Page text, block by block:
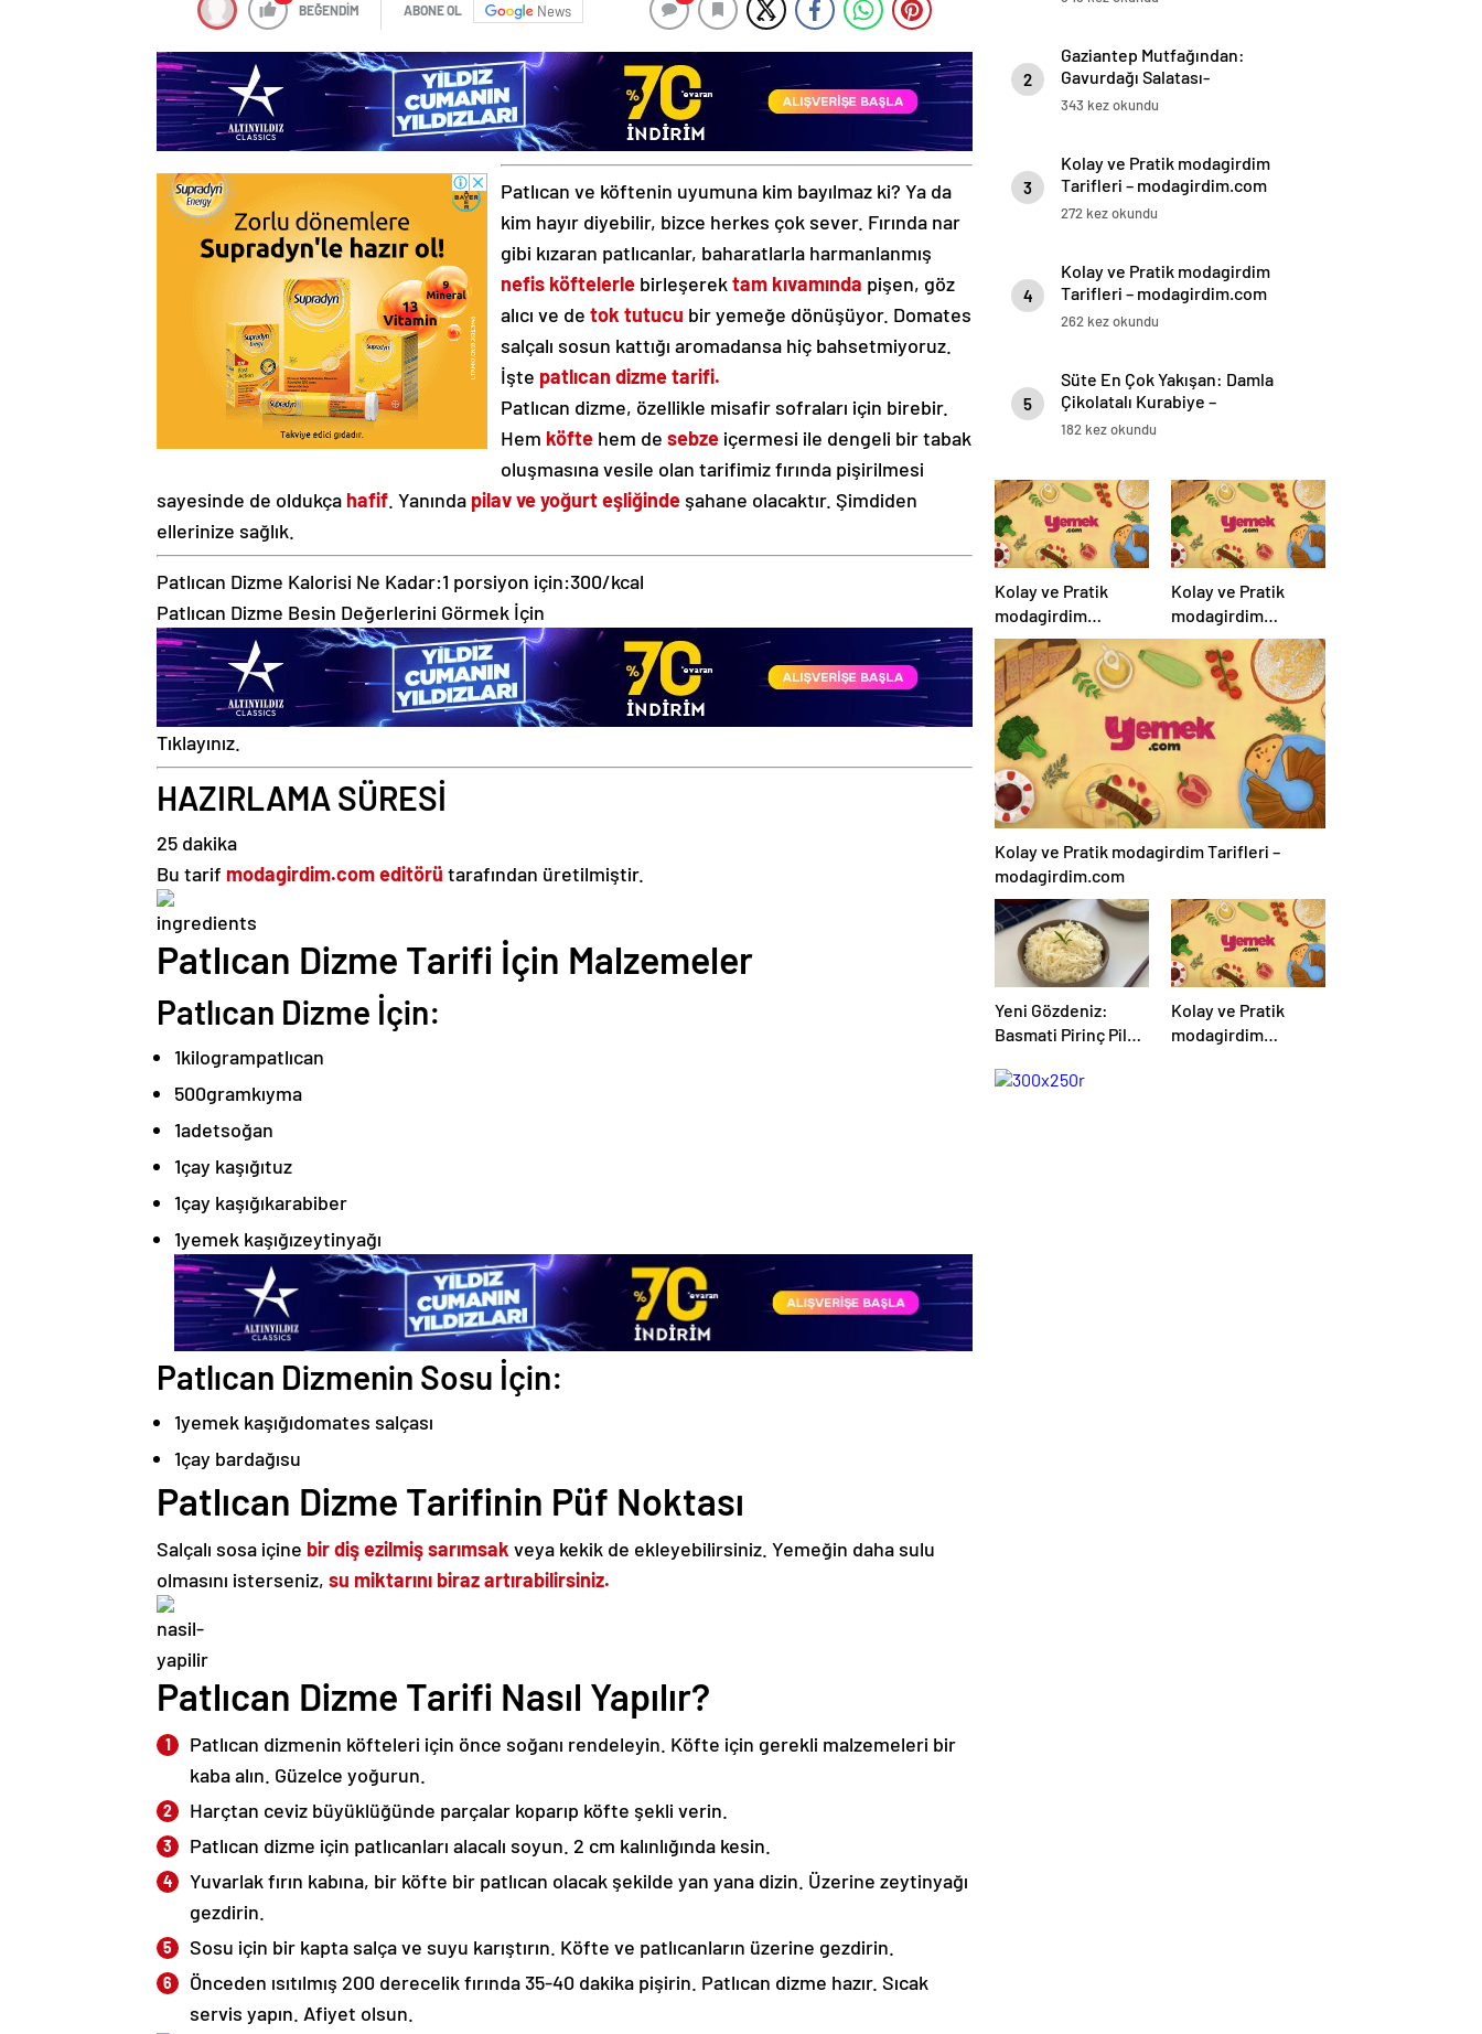
BEĞENDİM ABONE OL News
Patlıcan ve köftenin uyumuna kim bayılmaz ki? Ya da
kim hayır diyebilir, bizce herkes çok sever. Fırında nar
gibi kızaran patlıcanlar, baharatlarla harmanlanmış
nefis köftelerle birleşerektam kıvamında pişen, göz
alıcı ve de tok tutucu bir yemeğe dönüşüyor. Domates
salçalı sosun kattığı aromadansa hiç bahsetmiyoruz.
İşte patlıcan dizme tarifi.
Patlıcan dizme, özellikle misafir sofraları için birebir.
Hem köfte hem de sebze içermesi ile dengeli bir tabak
oluşmasına vesile olan tarifimiz fırında pişirilmesi
sayesinde de oldukça hafif. Yanında pilav ve yoğurt eşliğinde şahane olacaktır. Şimdiden
ellerinize sağlık.
Patlıcan Dizme Kalorisi Ne Kadar:1 porsiyon için:300/kcal
Patlıcan Dizme Besin Değerlerini Görmek İçin
Tıklayınız.
HAZIRLAMA SÜRESİ
25 dakika
Bu tarif modagirdim.com editörü tarafından üretilmiştir.
Patlıcan Dizme Tarifi İçin Malzemeler
Patlıcan Dizme İçin:
1kilogrampatlıcan
500gramkıyma
1adetsoğan
1çay kaşığıtuz
1çay kaşığıkarabiber
1yemek kaşığızeytinyağı
Patlıcan Dizmenin Sosu İçin:
1yemek kaşığıdomates salçası
1çay bardağısu
Patlıcan Dizme Tarifinin Püf Noktası
Salçalı sosa içine bir diş ezilmiş sarımsak veya kekik de ekleyebilirsiniz. Yemeğin daha sulu
olmasını isterseniz, su miktarını biraz artırabilirsiniz.
Patlıcan Dizme Tarifi Nasıl Yapılır?
Patlıcan dizmenin köfteleri için önce soğanı rendeleyin. Köfte için gerekli malzemeleri bir
kaba alın. Güzelce yoğurun.
Harçtan ceviz büyüklüğünde parçalar koparıp köfte şekli verin.
Patlıcan dizme için patlıcanları alacalı soyun. 2 cm kalınlığında kesin.
Yuvarlak fırın kabına, bir köfte bir patlıcan olacak şekilde yan yana dizin. Üzerine zeytinyağı
gezdirin.
Sosu için bir kapta salça ve suyu karıştırın. Köfte ve patlıcanların üzerine gezdirin.
Önceden ısıtılmış 200 derecelik fırında 35-40 dakika pişirin. Patlıcan dizme hazır. Sıcak
servis yapın. Afiyet olsun.
2
Gaziantep Mutfağından:
Gavurdağı Salatası-
modagirdim.com
343 kez okundu
3
Kolay ve Pratik modagirdim
Tarifleri – modagirdim.com
272 kez okundu
4
Kolay ve Pratik modagirdim
Tarifleri – modagirdim.com
262 kez okundu
5
Süte En Çok Yakışan: Damla
Çikolatalı Kurabiye –
modagirdim.com
182 kez okundu
Kolay ve Pratik
modagirdim
Tarifleri –
modagirdim.com
Kolay ve Pratik
modagirdim
Tarifleri –
modagirdim.com
Kolay ve Pratik modagirdim Tarifleri –
modagirdim.com
Yeni Gözdeniz:
Basmati Pirinç Pilavı
Kolay ve Pratik
modagirdim